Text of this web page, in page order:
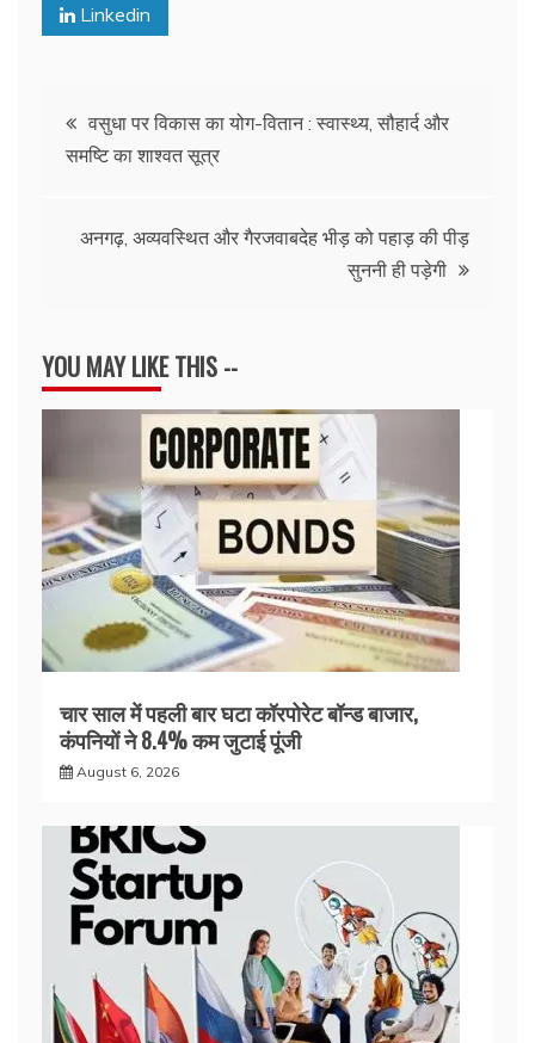
Linkedin
Post
navigation
वसुधा पर विकास का योग-वितान : स्वास्थ्य, सौहार्द और
समष्टि का शाश्वत सूत्र
अनगढ़, अव्यवस्थित और गैरजवाबदेह भीड़ को पहाड़ की पीड़
सुननी ही पड़ेगी
YOU MAY LIKE THIS --
चार साल में पहली बार घटा कॉरपोरेट बॉन्ड बाजार,
कंपनियों ने 8.4% कम जुटाई पूंजी
August 6, 2026